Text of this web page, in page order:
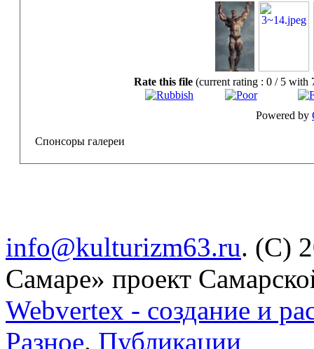
Rate this file (current rating : 0 / 5 with
Powered by
Спонсоры галереи
info@kulturizm63.ru. (C)
Самаре» проект
Webvertex - создание и
Разное. Публикации